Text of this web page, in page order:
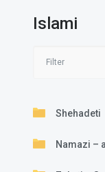
Islami
Shehadeti
Namazi –